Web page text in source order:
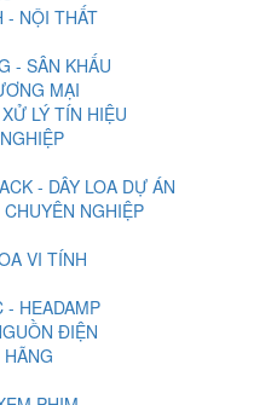
- NỘI THẤT
- SÂN KHẤU
MẠI
LÝ TÍN HIỆU
- DÂY LOA DỰ ÁN
NGHIỆP
VI TÍNH
- HEADAMP
ĐIỆN